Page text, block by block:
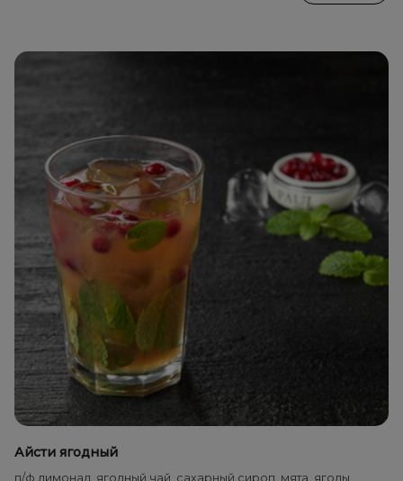
Айсти ягодный
п/ф лимонад, ягодный чай, сахарный сироп, мята, ягоды